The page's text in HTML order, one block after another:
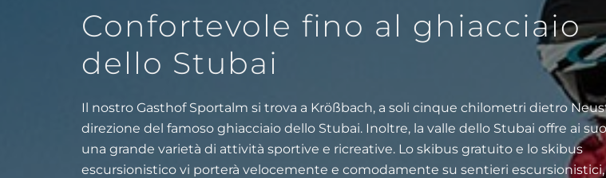
Confortevole fino al ghiacciaio
dello Stubai
Il nostro Gasthof Sportalm si trova a Krößbach, a soli cinque chilometri dietro
direzione del famoso ghiacciaio dello Stubai. Inoltre, la valle dello Stubai offre ai
una grande varietà di attività sportive e ricreative. Lo skibus gratuito e lo skibus
escursionistico vi porterà velocemente e comodamente su sentieri